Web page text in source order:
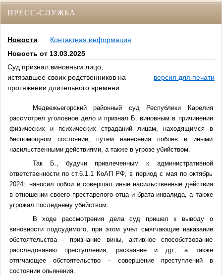
ПРЕСС-СЛУЖБА
Новости
Контактная информация
Новость от 13.03.2025
Суд признал виновным лицо,
истязавшее своих родственников на
протяжении длительного времени
версия для печати
Медвежьегорский районный суд Республики Карелия
рассмотрел уголовное дело и признал Б. виновным в причинении
физических и психических страданий лицам, находящимся в
беспомощном состоянии, путем нанесения побоев и иными
насильственными действиями, а также в угрозе убийством.
Так Б., будучи привлеченным к административной
ответственности по ст.6.1.1 КоАП РФ, в период с мая по октябрь
2024г. наносил побои и совершал иные насильственные действия
в отношении своего престарелого отца и брата-инвалида, а также
угрожал последнему убийством.
В ходе рассмотрения дела суд пришел к выводу о
виновности подсудимого, при этом учел смягчающие наказание
обстоятельства - признание вины, активное способствование
расследованию преступления, раскаяние и др., а также
отягчающее обстоятельство – совершение преступлений в
состоянии опьянения.